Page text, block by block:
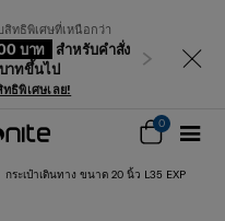
สิทธิพิเศษที่เหนือกว่า
บาท
สำหรับคำสั่ง
าทขึ้นไป
ธิพิเศษเลย!
ถัดไป
0
กระเป๋าเดินทาง ขนาด 20 นิ้ว L35 EXP